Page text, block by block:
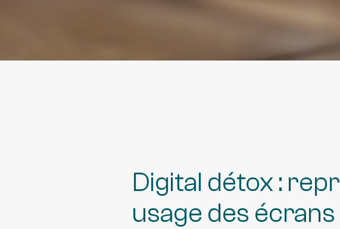
Digital détox :
usage des écrans